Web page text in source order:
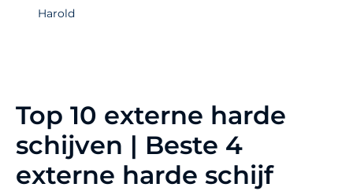
Harold
Top 10 externe harde
schijven | Beste 4
externe harde schijf